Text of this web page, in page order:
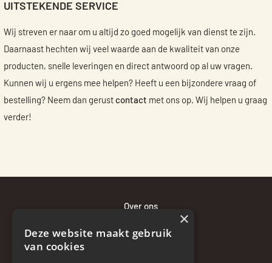
UITSTEKENDE SERVICE
Wij streven er naar om u altijd zo goed mogelijk van dienst te zijn.
Daarnaast hechten wij veel waarde aan de kwaliteit van onze
producten, snelle leveringen en direct antwoord op al uw vragen.
Kunnen wij u ergens mee helpen? Heeft u een bijzondere vraag of
bestelling? Neem dan gerust contact met ons op. Wij helpen u graag
verder!
Over ons
Bezorgen en betalen
Deze website maakt gebruik
van cookies
×